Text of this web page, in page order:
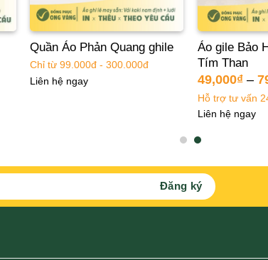
Áo gile Bảo
Tím Than
49,000₫ –
Hỗ trợ tư vấn
Liên hệ ngay
Quần Áo Phản Quang ghile
Chỉ từ 99.000đ - 300.000đ
Liên hệ ngay